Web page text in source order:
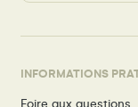
INFORMATIONS
Foire aux questions